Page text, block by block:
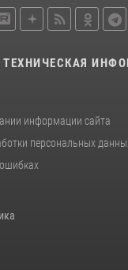
провели для
мастер-класс по
служебной
полугодие 2026 года
ТЕХНИЧЕСКАЯ
информации сайта
персональных